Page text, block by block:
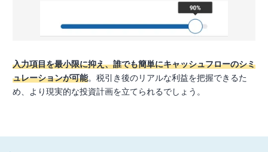
入力項目を最小限に抑え、誰でも簡単にキャッシュフローのシミ
ュレーションが可能。税引き後のリアルな利益を把握できるた
め、より現実的な投資計画を立てられるでしょう。